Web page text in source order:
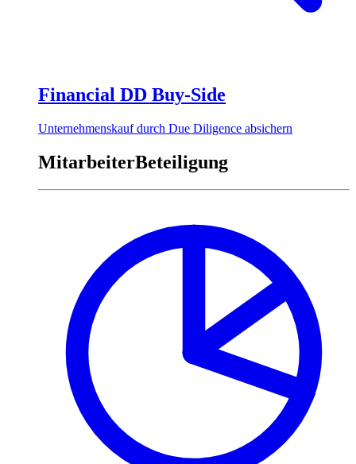
Financial DD Buy-Side
Unternehmenskauf durch Due Diligence absichern
MitarbeiterBeteiligung